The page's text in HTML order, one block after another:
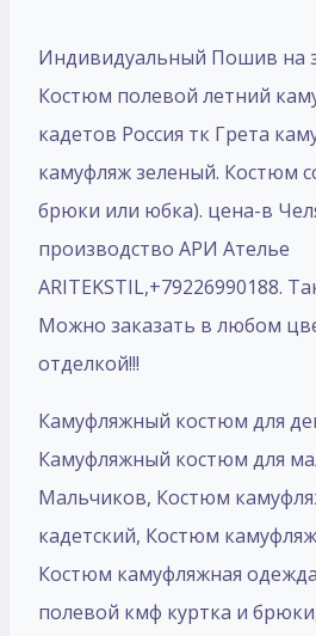
Индивидуальный Пошив на
Костюм полевой летний
кадетов Россия тк Грета
камуфляж зеленый. Костюм
брюки или юбка). цена-в
производство АРИ Ателье
ARITEKSTIL,+79226990188.
Mожно заказать в любом
отделкой!!!
Камуфляжный костюм для
Камуфляжный костюм для
Мальчиков, Костюм
кадетский, Костюм
Костюм камуфляжная
полевой кмф куртка и